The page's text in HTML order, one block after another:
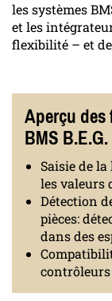
les systèmes
et les
flexibilité – et
Aperçu
BMS B.E.G.
Saisie de
les valeurs
Détection
pièces:
dans des
contrôleurs